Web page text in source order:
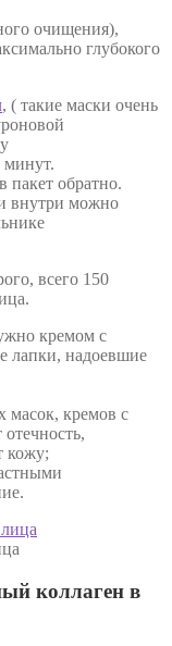
очищения),
глубокого
, ( такие маски очень
минут.
пакет обратно.
внутри можно
всего 150
кремом с
лапки, надоевшие
масок, кремов с
кожу;
коллаген в